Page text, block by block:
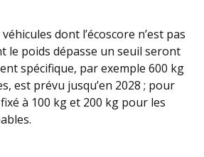
dont l’écoscore n’est pas
le poids dépasse un seuil seront
spécifique, par exemple 600 kg
est prévu jusqu’en 2028 ; pour
à 100 kg et 200 kg pour les